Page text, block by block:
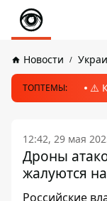
Новости
ТОПТЕМЫ: ⚠️
12:42, 29 мая
Дроны
жалуются
Российские